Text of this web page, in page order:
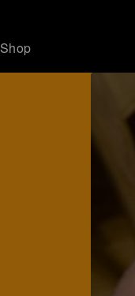
Shop